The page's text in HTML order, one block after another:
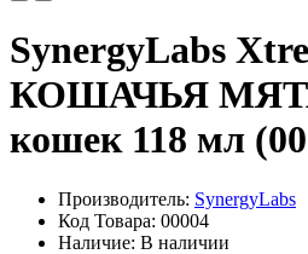
SynergyLabs
КОШАЧЬЯ МЯТА
кошек 118 мл
Производитель: SynergyLabs
Код Товара: 00004
Наличие: В наличии